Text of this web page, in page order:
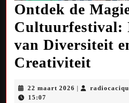
Ontdek de
Cultuurfestival:
van Diversiteit
Creativiteit
Magie
22 maart 2026 22
|
15:07